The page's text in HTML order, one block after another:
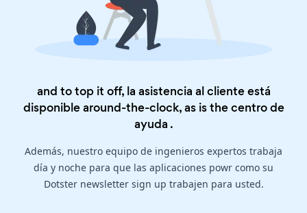
and to top it off, la asistencia al cliente está
disponible around-the-clock, as is thecentro de
ayuda .
Además, nuestro equipo de ingenieros expertos trabaja
día y noche para que las aplicaciones powr como su
Dotster newsletter sign up trabajen para usted.